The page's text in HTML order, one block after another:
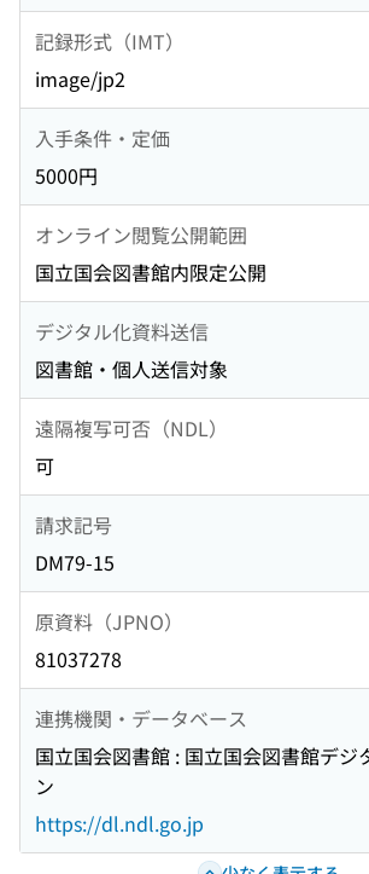
記録形式（IMT）
image/jp2
入手条件・定価
5000円
オンライン閲覧公開範囲
国立国会図書館内限定公開
デジタル化資料送信
図書館・個人送信対象
遠隔複写可否（NDL）
可
請求記号
DM79-15
原資料（JPNO）
81037278
連携機関・データベース
国立国会図書館 : 国立国会図書館デジ
ン
https://dl.ndl.go.jp